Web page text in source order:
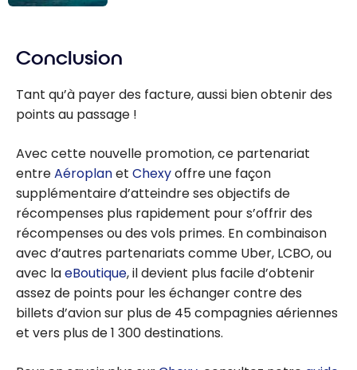
destinations où
55 000 points
Aéroplan
Conclusion
Tant qu’à payer des facture, aussi bien obtenir des
points au passage !
Avec cette nouvelle promotion, ce partenariat
entreAéroplanet Chexyoffre une façon
supplémentaire d’atteindre ses objectifs de
récompenses plus rapidement pour s’offrir des
récompenses ou des vols primes. En combinaison
avec d’autres partenariats comme Uber, LCBO, ou
avec laeBoutique, il devient plus facile d’obtenir
assez de points pour les échanger contre des
billets d’avion sur plus de 45 compagnies aériennes
et vers plus de 1 300 destinations.